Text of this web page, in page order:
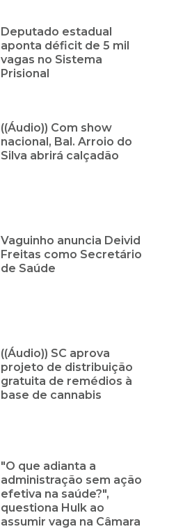
Deputado estadual
aponta déficit de 5 mil
vagas no Sistema
Prisional
((Áudio)) Com show
nacional, Bal. Arroio do
Silva abrirá calçadão
Vaguinho anuncia Deivid
Freitas como Secretário
de Saúde
((Áudio)) SC aprova
projeto de distribuição
gratuita de remédios à
base de cannabis
"O que adianta a
administração sem ação
efetiva na saúde?",
questiona Hulk ao
assumir vaga na Câmara